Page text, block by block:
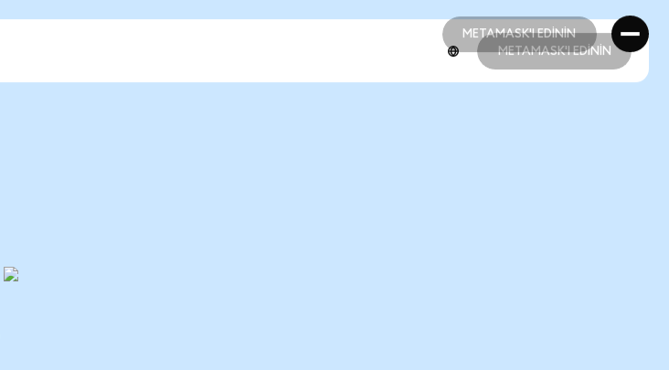
METAMASK'I EDİNİN
METAMASK'I EDİNİN
METAMASK'I EDİNİN